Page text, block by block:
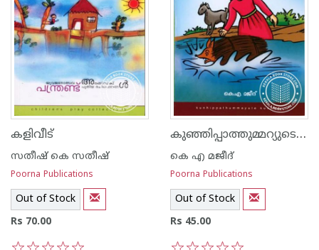
കളിവീട്‌
സതീഷ് കെ സതീഷ്
Poorna Publications
Out of Stock
Rs 70.00
കുഞ്ഞിപ്പാത്തുമ്മറ്യുടെ കുഞ്ഞാട്
കെ എ മജീദ്
Poorna Publications
Out of Stock
Rs 45.00